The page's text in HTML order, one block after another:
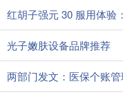
红胡子强元 30 服用体验
光子嫩肤设备品牌推荐